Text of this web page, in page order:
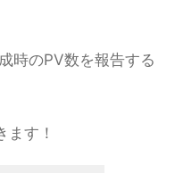
時のPV数を報告する
す！